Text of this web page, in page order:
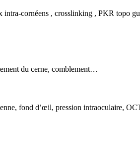
cornéens , crosslinking , PKR topo
du cerne, comblement…
fond d’œil, pression intraoculaire,